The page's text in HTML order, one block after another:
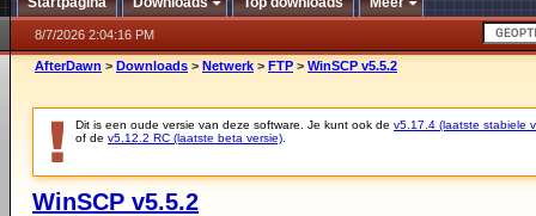
8/7/2026 2:04:16 PM
AfterDawn > Downloads > Netwerk > FTP > WinSCP v5.5.2
Dit is een oude versie van deze software. Je kunt ook de v5.17.4 (laatste stabiele
of de v5.12.2 RC (laatste beta versie)
WinSCP v5.5.2